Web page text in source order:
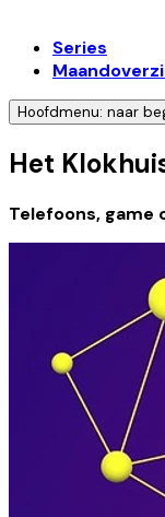
Series
Hoofdmenu: naar
Het
Telefoons, game